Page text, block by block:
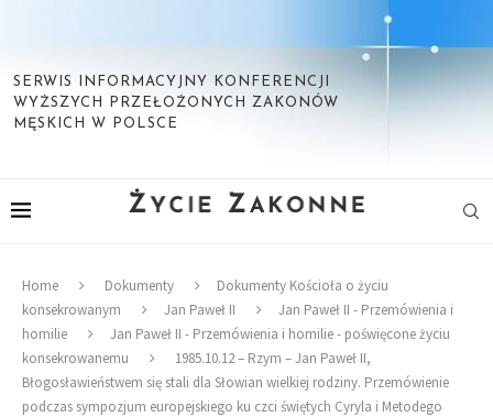
SERWIS INFORMACYJNY KONFERENCJI
WYŻSZYCH PRZEŁOŻONYCH ZAKONÓW
MĘSKICH W POLSCE
Home Dokumenty
Dokumenty Kościoła o życiu
konsekrowanym
Jan Paweł II
Jan Paweł II - Przemówienia i
homilie
Jan Paweł II - Przemówienia i homilie - poświęcone życiu
konsekrowanemu
1985.10.12 – Rzym – Jan Paweł II,
Błogosławieństwem się stali dla Słowian wielkiej rodziny. Przemówienie
podczas sympozjum europejskiego ku czci świętych Cyryla i Metodego